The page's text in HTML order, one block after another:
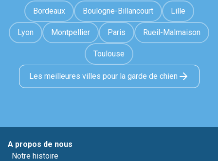
Bordeaux Boulogne-Billancourt Lille
Lyon Montpellier Paris Rueil-Malmaison
Toulouse
Les meilleures villes pour la garde de chien
A propos de nous
Notre histoire